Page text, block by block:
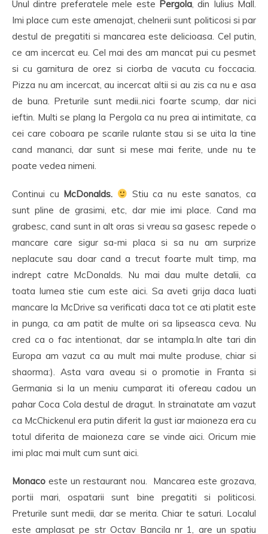
Unul dintre preferatele mele este Pergola, din Iulius Mall.
Imi place cum este amenajat, chelnerii sunt politicosi si par
destul de pregatiti si mancarea este delicioasa. Cel putin,
ce am incercat eu. Cel mai des am mancat pui cu pesmet
si cu garnitura de orez si ciorba de vacuta cu foccacia.
Pizza nu am incercat, au incercat altii si au zis ca nu e asa
de buna. Preturile sunt medii..nici foarte scump, dar nici
ieftin. Multi se plang la Pergola ca nu prea ai intimitate, ca
cei care coboara pe scarile rulante stau si se uita la tine
cand mananci, dar sunt si mese mai ferite, unde nu te
poate vedea nimeni.
Continui cu McDonalds.
Stiu ca nu este sanatos, ca
sunt pline de grasimi, etc, dar mie imi place. Cand ma
grabesc, cand sunt in alt oras si vreau sa gasesc repede o
mancare care sigur sa-mi placa si sa nu am surprize
neplacute sau doar cand a trecut foarte mult timp, ma
indrept catre McDonalds. Nu mai dau multe detalii, ca
toata lumea stie cum este aici. Sa aveti grija daca luati
mancare la McDrive sa verificati daca tot ce ati platit este
in punga, ca am patit de multe ori sa lipseasca ceva. Nu
cred ca o fac intentionat, dar se intampla.In alte tari din
Europa am vazut ca au mult mai multe produse, chiar si
shaorma:). Asta vara aveau si o promotie in Franta si
Germania si la un meniu cumparat iti ofereau cadou un
pahar Coca Cola destul de dragut. In strainatate am vazut
ca McChickenul era putin diferit la gust iar maioneza era cu
totul diferita de maioneza care se vinde aici. Oricum mie
imi plac mai mult cum sunt aici.
Monaco este un restaurant nou. Mancarea este grozava,
portii mari, ospatarii sunt bine pregatiti si politicosi.
Preturile sunt medii, dar se merita. Chiar te saturi. Localul
este amplasat pe str Octav Bancila nr 1, are un spatiu